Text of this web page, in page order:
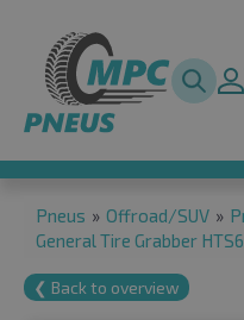
Pneus » Offroad/SUV »
General Tire Grabber
❮ Back to overview